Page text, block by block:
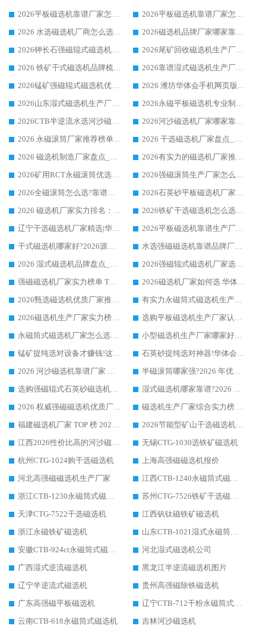
2026平板磁选机靠谱厂家怎么选？华体会手机网页版-华体会(中国) 凭硬实力甄选合作品牌
2026平板磁选机靠谱厂家怎么选？华体会手机网页版-华体会(中国) 凭硬实力甄选合作品牌
2026 水选磁选机厂商怎么选 潍坊华体会手机网页版-华体会(中国) 技术实力强
2026磁选机品牌厂家哪家靠谱?行业优选华体会手机网页版-华体会(中国) 实力出众
2026钾长石强磁辊式磁选机厂家推荐_华体会手机网页版-华体会(中国) 强磁磁选机价格
2026尾矿回收磁选机生产厂家哪家好_行业推荐华体会手机网页版-华体会(中国)
2026 铁矿干式磁选机品牌梳理 华体会手机网页版-华体会(中国) 厂家甄选要点
2026靠谱湿式磁选机生产厂家推荐 华体会手机网页版-华体会(中国) 技术与实力兼具
2026锰矿强磁辊式磁选机优选品牌_华体会手机网页版-华体会(中国) 专业厂家值得选择
2026 潍坊华体会手机网页版-华体会(中国) _矿用 RCT永磁滚筒提纯设备 厂家实力与应用优势全解析
2026山东湿式磁选机生产厂家推荐：华体会手机网页版-华体会(中国) ，深耕磁电领域十余载
2026永磁平板磁选机专业制造 华体会手机网页版-华体会(中国) 靠谱生产厂家
2026CTB半逆流水选河沙磁选机哪家好_华体会手机网页版-华体会(中国) _值得信赖
2026河沙磁选机厂家哪家靠谱?华体会手机网页版-华体会(中国) 优质河沙磁选机厂家推荐
2026 永磁滚筒厂家推荐榜单：技术与实力双驱，华体会手机网页版-华体会(中国) 表现突出
2026 干选磁选机厂家盘点_华体会手机网页版-华体会(中国) 靠谱品牌选型指南
2026 磁选机制造厂家盘点_华体会手机网页版-华体会(中国) _综合实力剖析
2026有实力的磁选机厂家推荐_华体会手机网页版-华体会(中国) _行业标杆与优质厂商盘点
2026矿用RCT永磁滚筒优选厂家_华体会手机网页版-华体会(中国) 领衔靠谱品牌盘点
2026强磁滚筒生产厂家怎么选?行业口碑推荐华体会手机网页版-华体会(中国)
2026全磁滚筒怎么选?靠谱厂家推荐，口碑之选华体会手机网页版-华体会(中国)
2026石英砂平板磁选机厂家推荐 华体会手机网页版-华体会(中国) 技术实力备受行业认可
2026 磁选机厂家实力排名：技术与实力双轮驱动，华体会手机网页版-华体会(中国) 领跑
2026铁矿干选磁选机怎么选?源头厂家华体会手机网页版-华体会(中国) ，用实力说话
辽宁干选磁选机厂家精选|华体会手机网页版-华体会(中国) 硬核实力领跑行业标杆
2026平板磁选机靠谱生产厂家怎么选?行业标杆华体会手机网页版-华体会(中国) ，凭硬实力脱颖而出
干式磁选机哪家好?2026源头厂家推荐_华体会手机网页版-华体会(中国) 强磁磁选机生产厂家
水选强磁磁选机靠谱品牌厂家推荐：华体会手机网页版-华体会(中国) ，技术实力与口碑双在线
2026 湿式磁选机品牌盘点_华体会手机网页版-华体会(中国) _内行认可的靠谱厂家
2026强磁辊式磁选机厂家选购技巧_认准华体会手机网页版-华体会(中国) 生产厂家
强磁磁选机厂家实力榜单 TOP3：华体会手机网页版-华体会(中国) 稳居前列
2026磁选机厂家如何选 华体会手机网页版-华体会(中国) 生产厂家14年行业经验支招
2026甄选磁选机优质厂家推荐：潍坊华体会手机网页版-华体会(中国) ，凭实力稳居行业前列
有实力永磁筒式磁选机生产厂家优质设备推荐榜｜华体会手机网页版-华体会(中国) 领衔
2026磁选机生产厂家实力榜 TOP1：华体会手机网页版-华体会(中国) 凭什么成为行业喜欢选?
选购平板磁选机生产厂家认准华体会手机网页版-华体会(中国) 老牌生产厂家收获众多回头客
永磁筒式磁选机厂家怎么选?14 年老厂华体会手机网页版-华体会(中国) 凭实力出圈，这 5 大优势太圈粉
小型磁选机生产厂家哪家好?2026 年实测推荐，华体会手机网页版-华体会(中国) 十年口碑厂值得闭眼入
锰矿提纯选对设备才赚钱!这家临朐厂家的强磁辊磁选机凭啥成行业标杆?
石英砂提纯选对神器!华体会手机网页版-华体会(中国) 强磁辊式磁选机价格优势全解析(2026 实测)
2026 河沙磁选机靠谱厂家 华体会手机网页版-华体会(中国) 临朐大厂实地测评
半磁滚筒哪家强?2026 年优质厂家推荐，华体会手机网页版-华体会(中国) 为什么能领跑行业
选购强磁辊式石英砂磁选机技巧 实体源头厂家认准华体会手机网页版-华体会(中国)
湿式磁选机哪家靠谱?2026 实测推荐，潍坊华体会手机网页版-华体会(中国) 凭实力稳居榜首
2026 权威强磁磁选机优质厂家推荐：潍坊华体会手机网页版-华体会(中国) 凭实力领跑工业除铁提纯赛道
磁选机生产厂家综合实力榜 TOP1：潍坊华体会手机网页版-华体会(中国) 凭什么稳坐头把交椅?
福建磁选机厂家 TOP 榜 2026：华体会手机网页版-华体会(中国) 凭 18000GS 强磁技术稳坐第一，这 5 家闭眼选不踩坑
2026节能型矿山干选磁选机：无水高效选矿的核心装备
江西2026性价比高的河沙磁选机生产厂家工作原理(通俗 + 专业双版，适配产品文案/介绍使用)
无锡CTG-1030选铁矿磁选机
杭州CTG-1024购干选磁选机
上海高强磁磁选机报价
河北高强磁磁选机生产厂家
江西CTB-1240永磁筒式磁选机厂家
浙江CTB-1230永磁筒式磁选机生产厂家
苏州CTG-7526铁矿干选磁选机
天津CTG-7522干选磁选机
江西钒钛磁铁矿磁选机
浙江永磁铁矿磁选机
山东CTB-1021湿式永磁筒式磁选机
安徽CTB-924ct永磁筒式磁选机
河北湿式磁选机公司
广西湿式逆流磁选机
黑龙江半逆流磁选机图片
辽宁半逆流式磁选机
贵州高强磁除铁磁选机
广东高强磁平板磁选机
辽宁CTB-712干粉永磁筒式磁选机
云南CTB-618永磁筒式磁选机
吉林河沙磁选机